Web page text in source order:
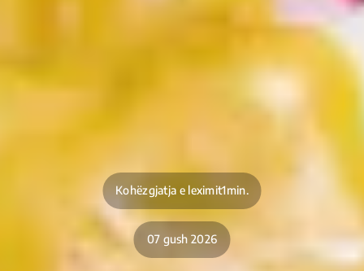
Kohëzgjatja e leximit1min.
07 gush 2026